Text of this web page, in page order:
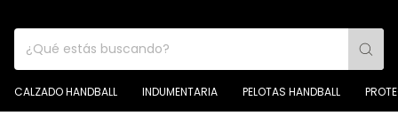
CALZADO HANDBALL INDUMENTARIA PELOTAS HANDBALL